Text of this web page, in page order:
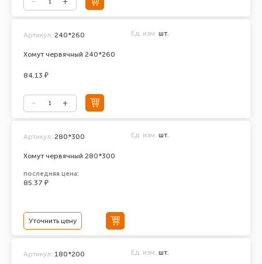
Хомут червячный 240*260
Артикул: 240*260 Ед. изм. шт.
84.13 ₽
Хомут червячный 280*300
Артикул: 280*300 Ед. изм. шт.
последняя цена:
85.37 ₽
Уточнить цену
Артикул: 180*200 Ед. изм. шт.